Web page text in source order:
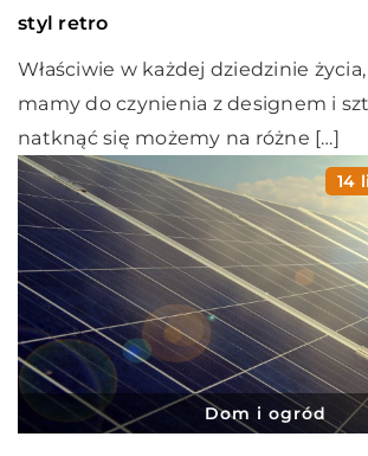
styl retro
Właściwie w każdej dziedzinie
mamy do czynienia z designem i
natknąć się możemy na różne […]
14
Dom i ogród